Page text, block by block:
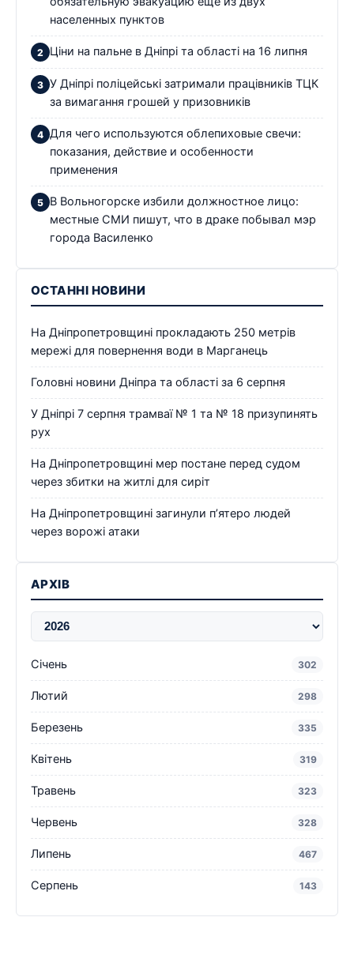
населенных пунктов
Ціни на пальне в Дніпрі та області на 16 липня
У Дніпрі поліцейські затримали працівників ТЦК
за вимагання грошей у призовників
Для чего используются облепиховые свечи:
показания, действие и особенности
применения
В Вольногорске избили должностное лицо:
местные СМИ пишут, что в драке побывал мэр
города Василенко
ОСТАННІ НОВИНИ
На Дніпропетровщині прокладають 250 метрів
мережі для повернення води в Марганець
Головні новини Дніпра та області за 6 серпня
У Дніпрі 7 серпня трамваї № 1 та № 18 призупинять
рух
На Дніпропетровщині мер постане перед судом
через збитки на житлі для сиріт
На Дніпропетровщині загинули п’ятеро людей
через ворожі атаки
АРХІВ
Січень 302
Лютий 298
Березень 335
Квітень 319
Травень 323
Червень 328
Липень 467
Серпень 143